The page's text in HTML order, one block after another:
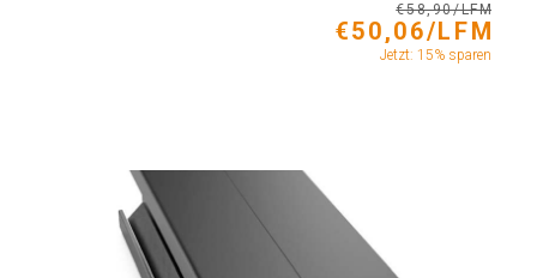
€58,90/LFM
€50,06/LFM
Jetzt: 15% sparen